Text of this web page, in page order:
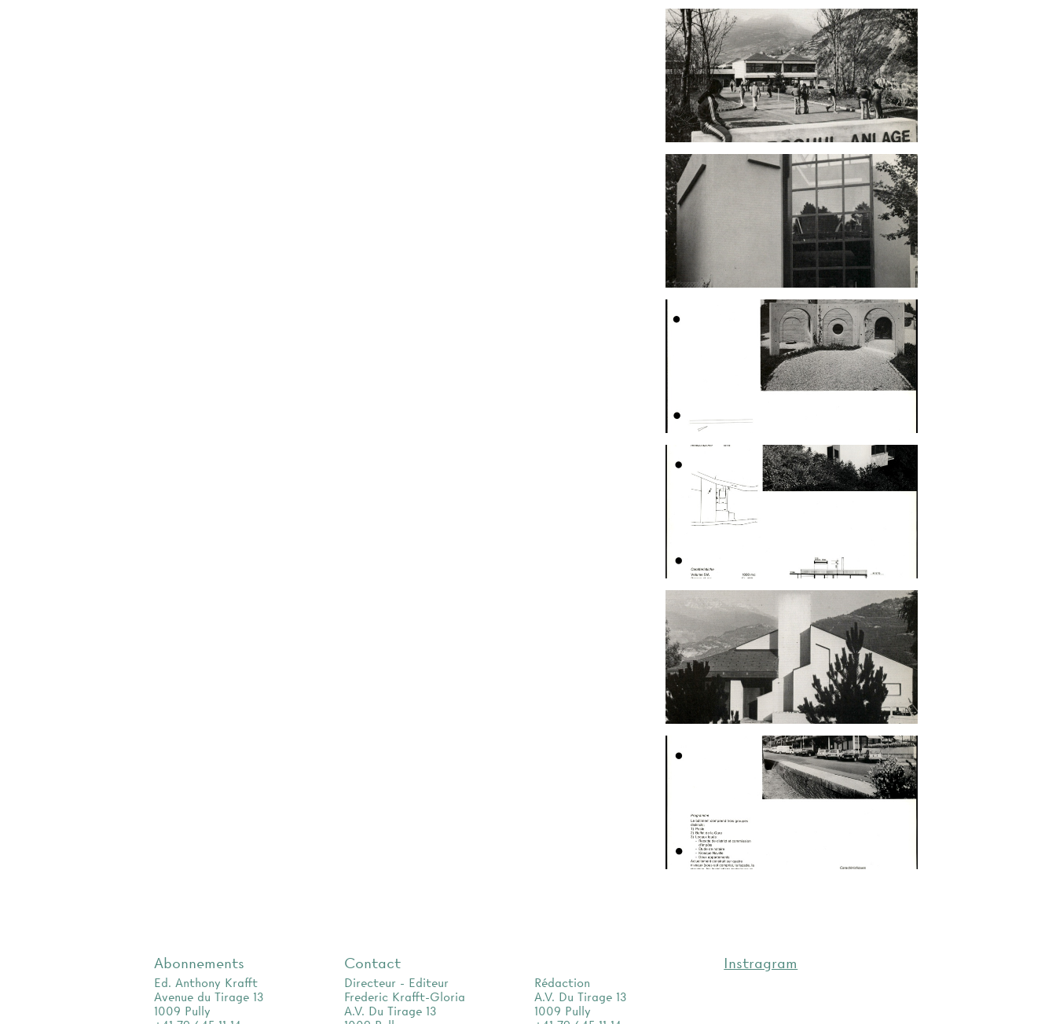
Abonnements
Ed. Anthony Krafft
Avenue du Tirage 13
1009 Pully
Contact
Directeur - Editeur
Frederic Krafft-Gloria
A.V. Du Tirage 13
Rédaction
A.V. Du Tirage 13
1009 Pully
Instragram